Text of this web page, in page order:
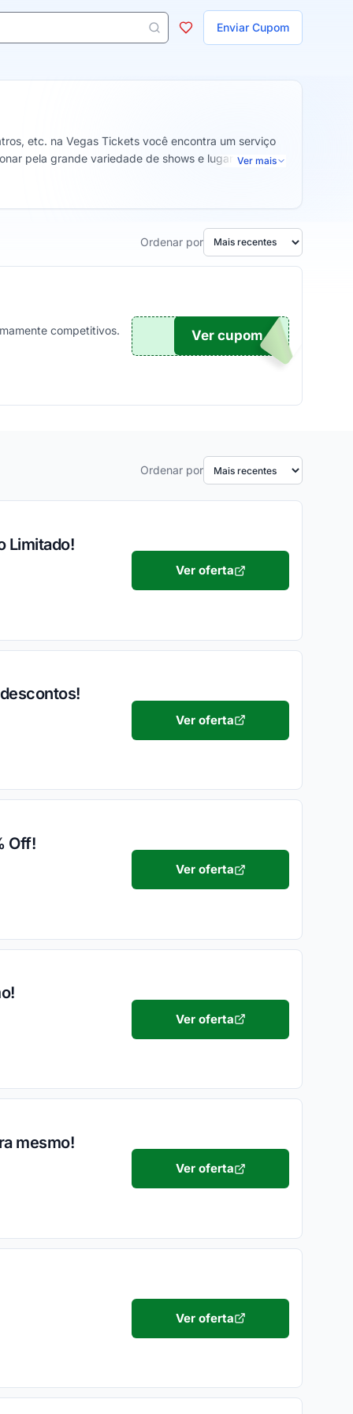
Enviar Cupom
etc. na Vegas Tickets você encontra um serviço
pela grande variedade de shows e lugares.Ver mais
Ordenar por
competitivos. O...
Ver cupom
Ordenar por
Limitado!
Ver oferta
Ver oferta
Off!
Ver oferta
Ver oferta
mesmo!
Ver oferta
Ver oferta